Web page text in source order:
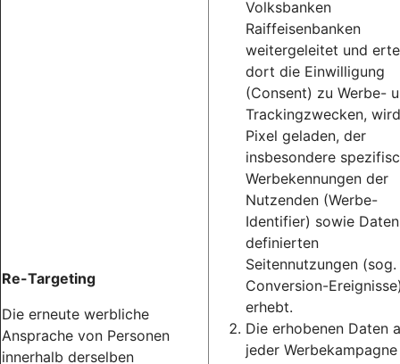
Re-Targeting
Die erneute werbliche
Ansprache von Personen
innerhalb derselben
Volksbanken
Raiffeisenbanken
weitergeleitet und
dort die Einwilligung
(Consent) zu Werbe-
Trackingzwecken,
Pixel geladen, der
insbesondere
Werbekennungen der
Nutzenden (Werbe-
Identifier) sowie
definierten
Seitennutzungen (sog.
Conversion-
erhebt.
Die erhobenen Daten
jeder Werbekampagne